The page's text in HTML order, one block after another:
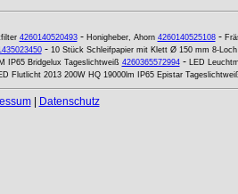
4260140520493- Honigheber, Ahorn 4260140525108-
- 10 Stück Schleifpapier mit Klett Ø 150 mm 8-Loch
IP65 Bridgelux Tageslichtweiß 4260365572994- LED
Flutlicht 2013 200W HQ 19000lm IP65 Epistar
| Datenschutz